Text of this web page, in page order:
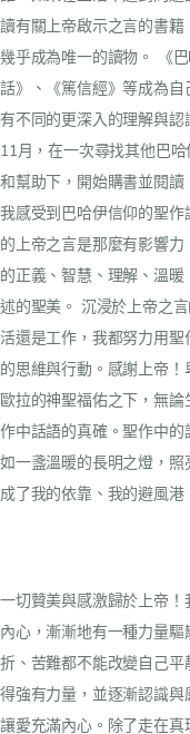
讀有關上帝啟示之言的書
幾乎成為唯一的讀物。
《
話》、《篤信經》等成為
有不同的更深入的理解與認
11月，在一次尋找其他巴
和幫助下，開始購書並閱讀
我感受到巴哈伊信仰的聖
的上帝之言是那麼有影響
的正義、智慧、理解、溫
述的聖美。 沉浸於上帝之
活還是工作，我都努力用
的思維與行動。感謝上帝
歐拉的神聖福佑之下，無
作中話語的真確。聖作中的
如一盞溫暖的長明之燈，
成了我的依靠、我的避風
一切贊美與感激歸於上帝
內心，漸漸地有一種力量
折、苦難都不能改變自己
得強有力量，並逐漸認識
讓愛充滿內心。除了走在